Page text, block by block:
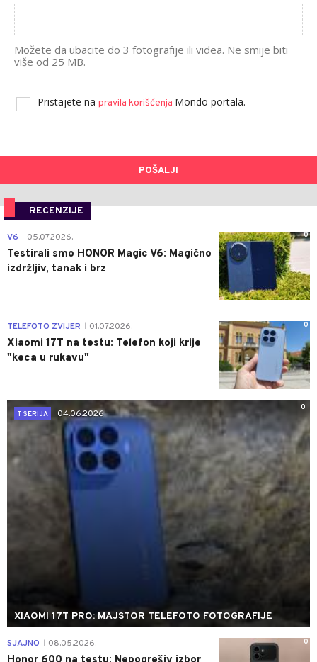
Možete da ubacite do 3 fotografije ili videa. Ne smije biti
više od 25 MB.
Pristajete na pravila korišćenja Mondo portala.
POŠALJI
RECENZIJE
0
V6 05.07.2026.
Testirali smo HONOR Magic V6: Magično
izdržljiv, tanak i brz
0
TELEFOTO ZVIJER 01.07.2026.
Xiaomi 17T na testu: Telefon koji krije
"keca u rukavu"
0
T SERIJA
04.06.2026.
XIAOMI 17T PRO: MAJSTOR TELEFOTO FOTOGRAFIJE
0
SJAJNO 08.05.2026.